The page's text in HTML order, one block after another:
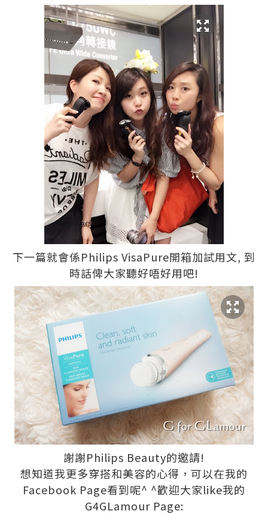
下一篇就會係Philips VisaPure開箱加試用文, 到
時話俾大家聽好唔好用吧!
謝謝Philips Beauty的邀請!
想知道我更多穿搭和美容的心得，可以在我的
Facebook Page看到呢^ ^歡迎大家like我的
G4GLamour Page: